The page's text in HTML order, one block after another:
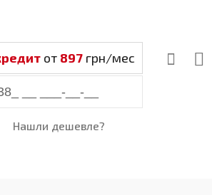
от 897грн/мес
Нашли дешевле?